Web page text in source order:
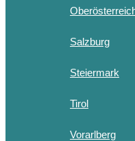
Salzburg
Steiermark
Tirol
Vorarlberg